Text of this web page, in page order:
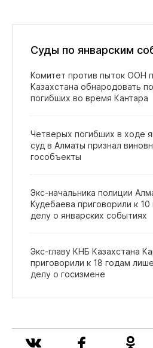
Суды по январским
Комитет против пыток ООН
Казахстана обнародовать
погибших во время Кантара
Четверых погибших в ходе
суд в Алматы признал
гособъекты
Экс‑начальника полиции
Кудебаева приговорили к
делу о январских событиях
Экс‑главу КНБ Казахстана
приговорили к 18 годам
делу о госизмене